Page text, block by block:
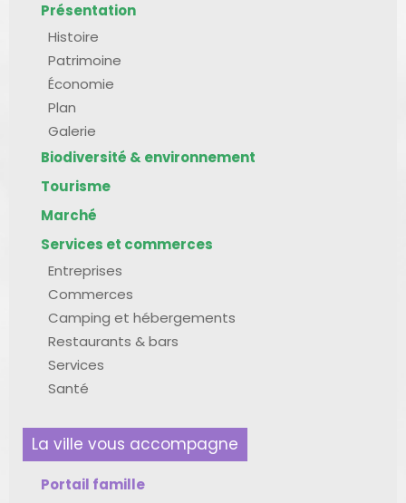
Présentation
Histoire
Patrimoine
Économie
Plan
Galerie
Biodiversité & environnement
Tourisme
Marché
Services et commerces
Entreprises
Commerces
Camping et hébergements
Restaurants & bars
Services
Santé
La ville vous accompagne
Portail famille